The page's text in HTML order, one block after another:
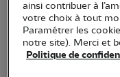
ainsi contribuer à
votre choix à tout
Paramétrer les
notre site). Merci et
Politique de